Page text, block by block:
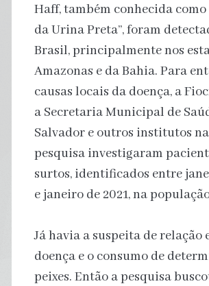
Haff, também conhecida como
da Urina Preta”, foram
Brasil, principalmente nos
Amazonas e da Bahia. Para
causas locais da doença, a
a Secretaria Municipal de
Salvador e outros institutos
pesquisa investigaram
surtos, identificados entre
e janeiro de 2021, na
Já havia a suspeita de relação
doença e o consumo de
peixes. Então a pesquisa